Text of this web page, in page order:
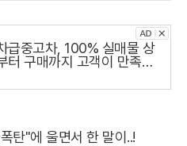
급중고차, 100% 실매물 상
터 구매까지 고객이 만족하
탄"에 울면서 한 말이..!